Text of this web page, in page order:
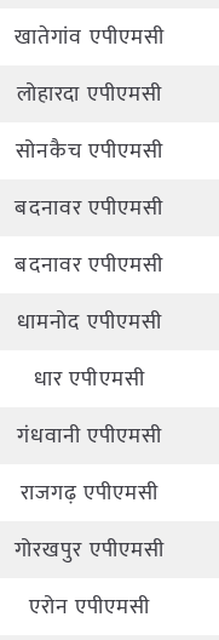
खातेगांव एपीएमसी
लोहारदा एपीएमसी
सोनकैच एपीएमसी
बदनावर एपीएमसी
बदनावर एपीएमसी
धामनोद एपीएमसी
धार एपीएमसी
गंधवानी एपीएमसी
राजगढ़ एपीएमसी
गोरखपुर एपीएमसी
एरोन एपीएमसी